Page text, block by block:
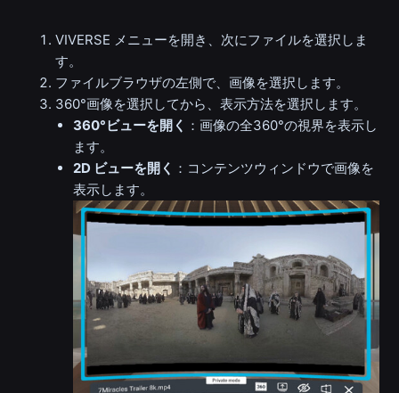
VIVERSE メニューを開き、次にファイルを選択しま
す。
ファイルブラウザの左側で、画像を選択します。
360°画像を選択してから、表示方法を選択します。
360°ビューを開く ：画像の全360°の視界を表示し
ます。
2D ビューを開く ：コンテンツウィンドウで画像を
表示します。